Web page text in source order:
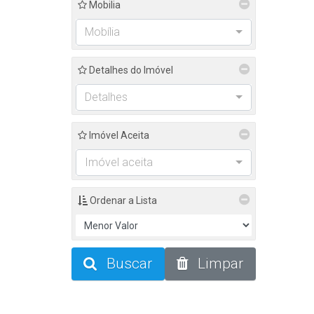
Colombo (1)
Mobilia
Mobília
Detalhes do Imóvel
Detalhes
Imóvel Aceita
Imóvel aceita
Ordenar a Lista
Buscar Limpar